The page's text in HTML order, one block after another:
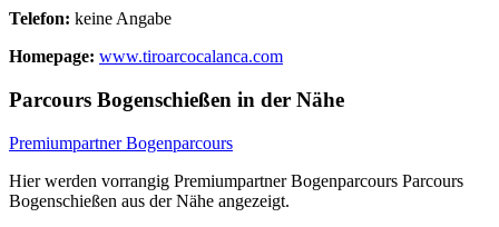
Telefon: keine Angabe
Homepage: www.tiroarcocalanca.com
Parcours Bogenschießen in der Nähe
Premiumpartner Bogenparcours
Hier werden vorrangig Premiumpartner Bogenparcours Parcours
Bogenschießen aus der Nähe angezeigt.